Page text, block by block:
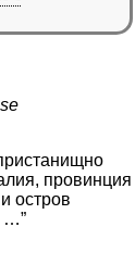
провинция
остров
…”